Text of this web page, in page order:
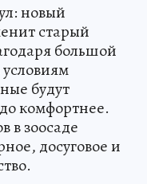
новый
старый
большой
будут
комфортнее.
в зоосаде
досуговое и